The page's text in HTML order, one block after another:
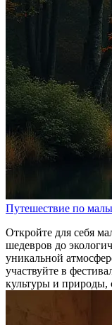
Путешествие по
Откройте для себя
шедевров до
уникальной
участвуйте в
культуры и природы,